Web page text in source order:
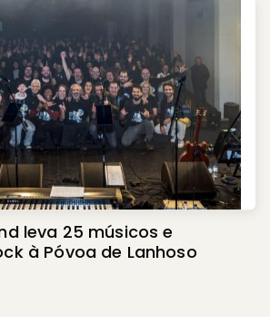
leva 25 músicos e
à Póvoa de Lanhoso